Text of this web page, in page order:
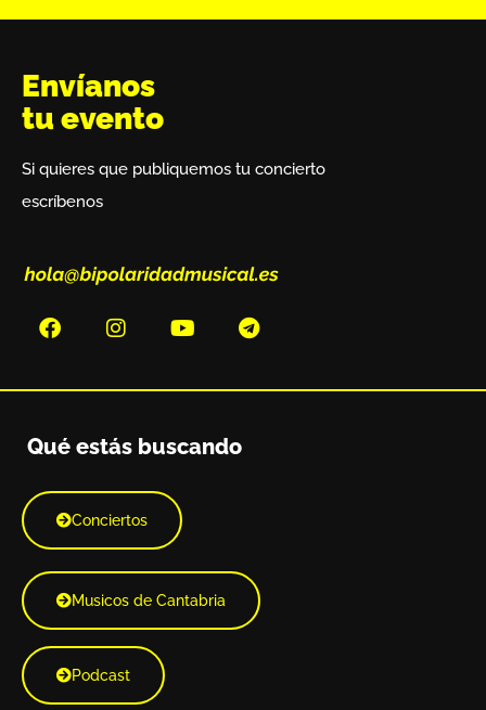
Envíanos
tu evento
Si quieres que publiquemos tu concierto
escríbenos
Qué estás buscando
Conciertos
Musicos de Cantabria
Podcast